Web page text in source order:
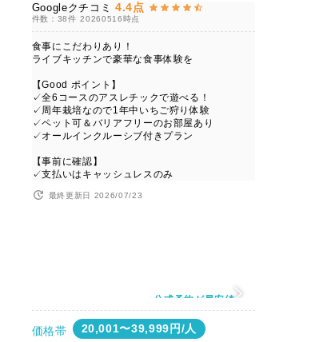
Googleクチコミ 4.4点
件数：38件 20260516時点
食事にこだわりあり！
ライブキッチンで豪華な食事体験を
【Good ポイント】
✓全6コースのアスレチックで遊べる！
✓周年栽培なので1年中いちご狩り体験
✓ペット可＆バリアフリーのお部屋あり
✓オールインクルーシブ付きプラン
【事前に確認】
✓支払いはキャッシュレスのみ
最終更新日 2026/07/23
公式予約が最安値
価格帯
20,001〜39,999円/人